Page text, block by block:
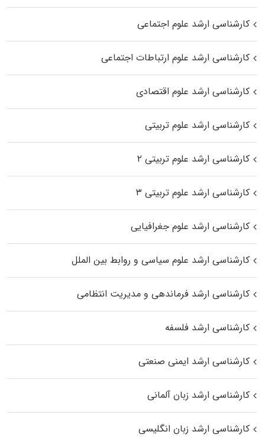
کارشناسی ارشد علوم اجتماعی
کارشناسی ارشد علوم ارتباطات اجتماعی
کارشناسی ارشد علوم اقتصادی
کارشناسی ارشد علوم تربیتی
کارشناسی ارشد علوم تربیتی ۲
کارشناسی ارشد علوم تربیتی ۳
کارشناسی ارشد علوم جغرافیایی
کارشناسی ارشد علوم سیاسی و روابط بین الملل
کارشناسی ارشد فرماندهی و مدیریت انتظامی
کارشناسی ارشد فلسفه
کارشناسی ارشد ایمنی صنعتی
کارشناسی ارشد زبان آلمانی
کارشناسی ارشد زبان انگلیسی